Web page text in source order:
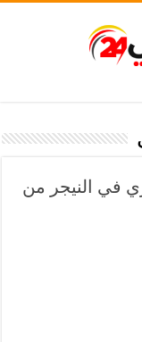
في النيجر من